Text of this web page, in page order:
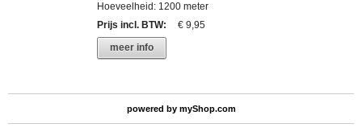
Hoeveelheid: 1200 meter
Prijs incl. BTW:
€ 9,95
meer info
powered by myShop.com